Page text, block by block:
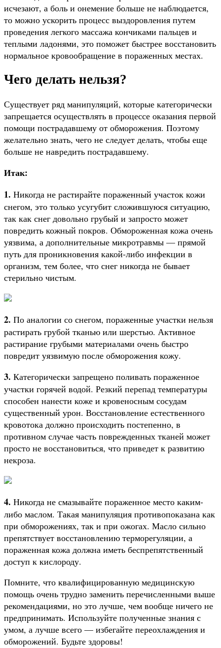
исчезают, а боль и онемение больше не наблюдается,
то можно ускорить процесс выздоровления путем
проведения легкого массажа кончиками пальцев и
теплыми ладонями, это поможет быстрее восстановить
нормальное кровообращение в пораженных местах.
Чего делать нельзя?
Существует ряд манипуляций, которые категорически
запрещается осуществлять в процессе оказания первой
помощи пострадавшему от обморожения. Поэтому
желательно знать, чего не следует делать, чтобы еще
больше не навредить пострадавшему.
Итак:
1. Никогда не растирайте пораженный участок кожи
снегом, это только усугубит сложившуюся ситуацию,
так как снег довольно грубый и запросто может
повредить кожный покров. Обмороженная кожа очень
уязвима, а дополнительные микротравмы — прямой
путь для проникновения какой-либо инфекции в
организм, тем более, что снег никогда не бывает
стерильно чистым.
2. По аналогии со снегом, пораженные участки нельзя
растирать грубой тканью или шерстью. Активное
растирание грубыми материалами очень быстро
повредит уязвимую после обморожения кожу.
3. Категорически запрещено поливать пораженное
участки горячей водой. Резкий перепад температуры
способен нанести коже и кровеносным сосудам
существенный урон. Восстановление естественного
кровотока должно происходить постепенно, в
противном случае часть поврежденных тканей может
просто не восстановиться, что приведет к развитию
некроза.
4. Никогда не смазывайте пораженное место каким-
либо маслом. Такая манипуляция противопоказана как
при обморожениях, так и при ожогах. Масло сильно
препятствует восстановлению терморегуляции, а
пораженная кожа должна иметь беспрепятственный
доступ к кислороду.
Помните, что квалифицированную медицинскую
помощь очень трудно заменить перечисленными выше
рекомендациями, но это лучше, чем вообще ничего не
предпринимать. Используйте полученные знания с
умом, а лучше всего — избегайте переохлаждения и
обморожений. Будьте здоровы!